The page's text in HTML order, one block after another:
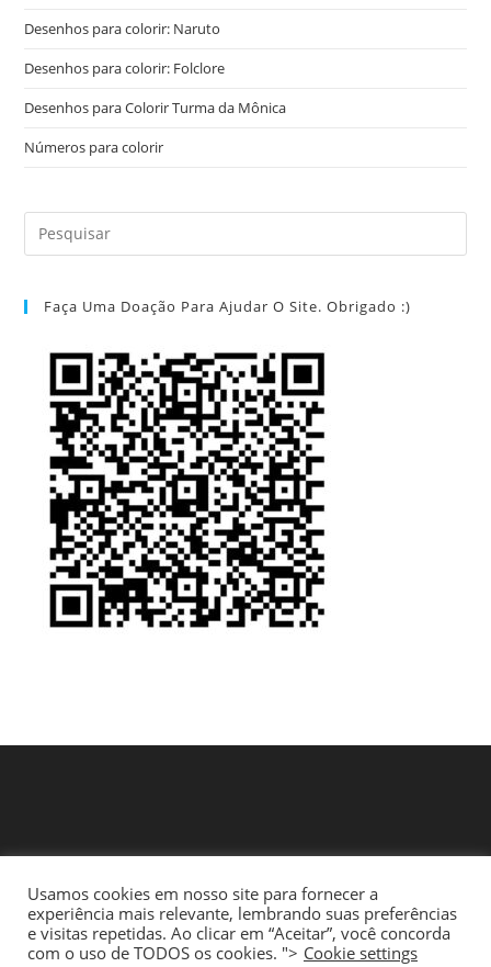
Desenhos para colorir: Naruto
Desenhos para colorir: Folclore
Desenhos para Colorir Turma da Mônica
Números para colorir
Faça Uma Doação Para Ajudar O Site. Obrigado :)
Início
Política de Privacidade e Termos de Uso
Quem Somos – Fale Conosco
Língua Portuguesa
Matemática
Ciências
Geografia História
Interdisciplinar
Usamos cookies em nosso site para fornecer a
experiência mais relevante, lembrando suas preferências
e visitas repetidas. Ao clicar em “Aceitar”, você concorda
com o uso de TODOS os cookies. "> Cookie settings